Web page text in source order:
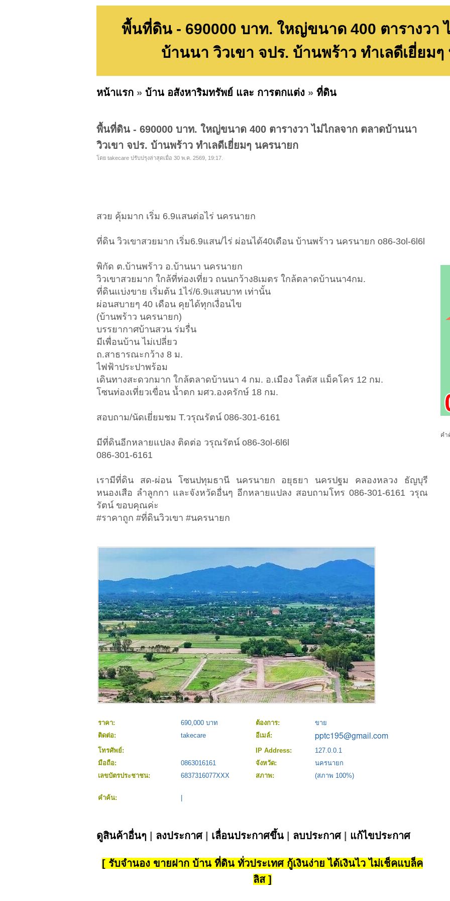
พื้นที่ดิน - 690000 บาท. ใหญ่ขนาด 400 ตารางวา
บ้านนา วิวเขา จปร. บ้านพร้าว ทำเลดีเยี่ยม
หน้าแรก » บ้าน อสังหาริมทรัพย์ และ การตกแต่ง » ที่ดิน
พื้นที่ดิน - 690000 บาท. ใหญ่ขนาด 400 ตารางวา ไม่ไกลจาก ตลาดบ้านนา
วิวเขา จปร. บ้านพร้าว ทำเลดีเยี่ยมๆ นครนายก
โดย takecare ปรับปรุงล่าสุดเมื่อ 30 พ.ค. 2569, 19:17.
สวย คุ้มมาก เริ่ม 6.9แสนต่อไร่ นครนายก
ที่ดิน วิวเขาสวยมาก เริ่ม6.9แสน/ไร่ ผ่อนได้40เดือน บ้านพร้าว นครนายก o86-3ol-6l6l
พิกัด ต.บ้านพร้าว อ.บ้านนา นครนายก
วิวเขาสวยมาก ใกล้ที่ท่องเที่ยว ถนนกว้าง8เมตร ใกล้ตลาดบ้านนา4กม.
ที่ดินแบ่งขาย เริ่มต้น 1ไร่/6.9แสนบาท เท่านั้น
ผ่อนสบายๆ 40 เดือน คุยได้ทุกเงื่อนไข
(บ้านพร้าว นครนายก)
บรรยากาศบ้านสวน ร่มรื่น
มีเพื่อนบ้าน ไม่เปลี่ยว
ถ.สาธารณะกว้าง 8 ม.
ไฟฟ้าประปาพร้อม
เดินทางสะดวกมาก ใกล้ตลาดบ้านนา 4 กม. อ.เมือง โลตัส แม็คโคร 12 กม.
โซนท่องเที่ยวเขื่อน น้ำตก มศว.องครักษ์ 18 กม.
สอบถาม/นัดเยี่ยมชม T.วรุณรัตน์ 086-301-6161
มีที่ดินอีกหลายแปลง ติดต่อ วรุณรัตน์ o86-3ol-6l6l
086-301-6161
เรามีที่ดิน สด-ผ่อน โซนปทุมธานี นครนายก อยุธยา นครปฐม คลองหลวง ธัญบุรี
หนองเสือ ลำลูกกา และจังหวัดอื่นๆ อีกหลายแปลง สอบถามโทร 086-301-6161 วรุณ
รัตน์ ขอบคุณค่ะ
#ราคาถูก #ที่ดินวิวเขา #นครนายก
ราคา: 690,000 บาท ต้องการ:
ขาย
ติดต่อ:
takecare
อีเมล์:
โทรศัพย์:
IP Address:
127.0.0.1
มือถือ:
0863016161 จังหวัด:
นครนายก
เลขบัตรประชาชน:
6837316077XXX สภาพ: (สภาพ 100%)
คำค้น:
ดูสินค้าอื่นๆ ลงประกาศ| เลื่อนประกาศขึ้น ลบประกาศ| แก้ไขประกาศ
[ รับจำนอง ขายฝาก บ้าน ที่ดิน ทั่วประเทศ กู้เงินง่าย ได้เงินไว ไม่เช็คแบล็ค
ลิส ]
คำ